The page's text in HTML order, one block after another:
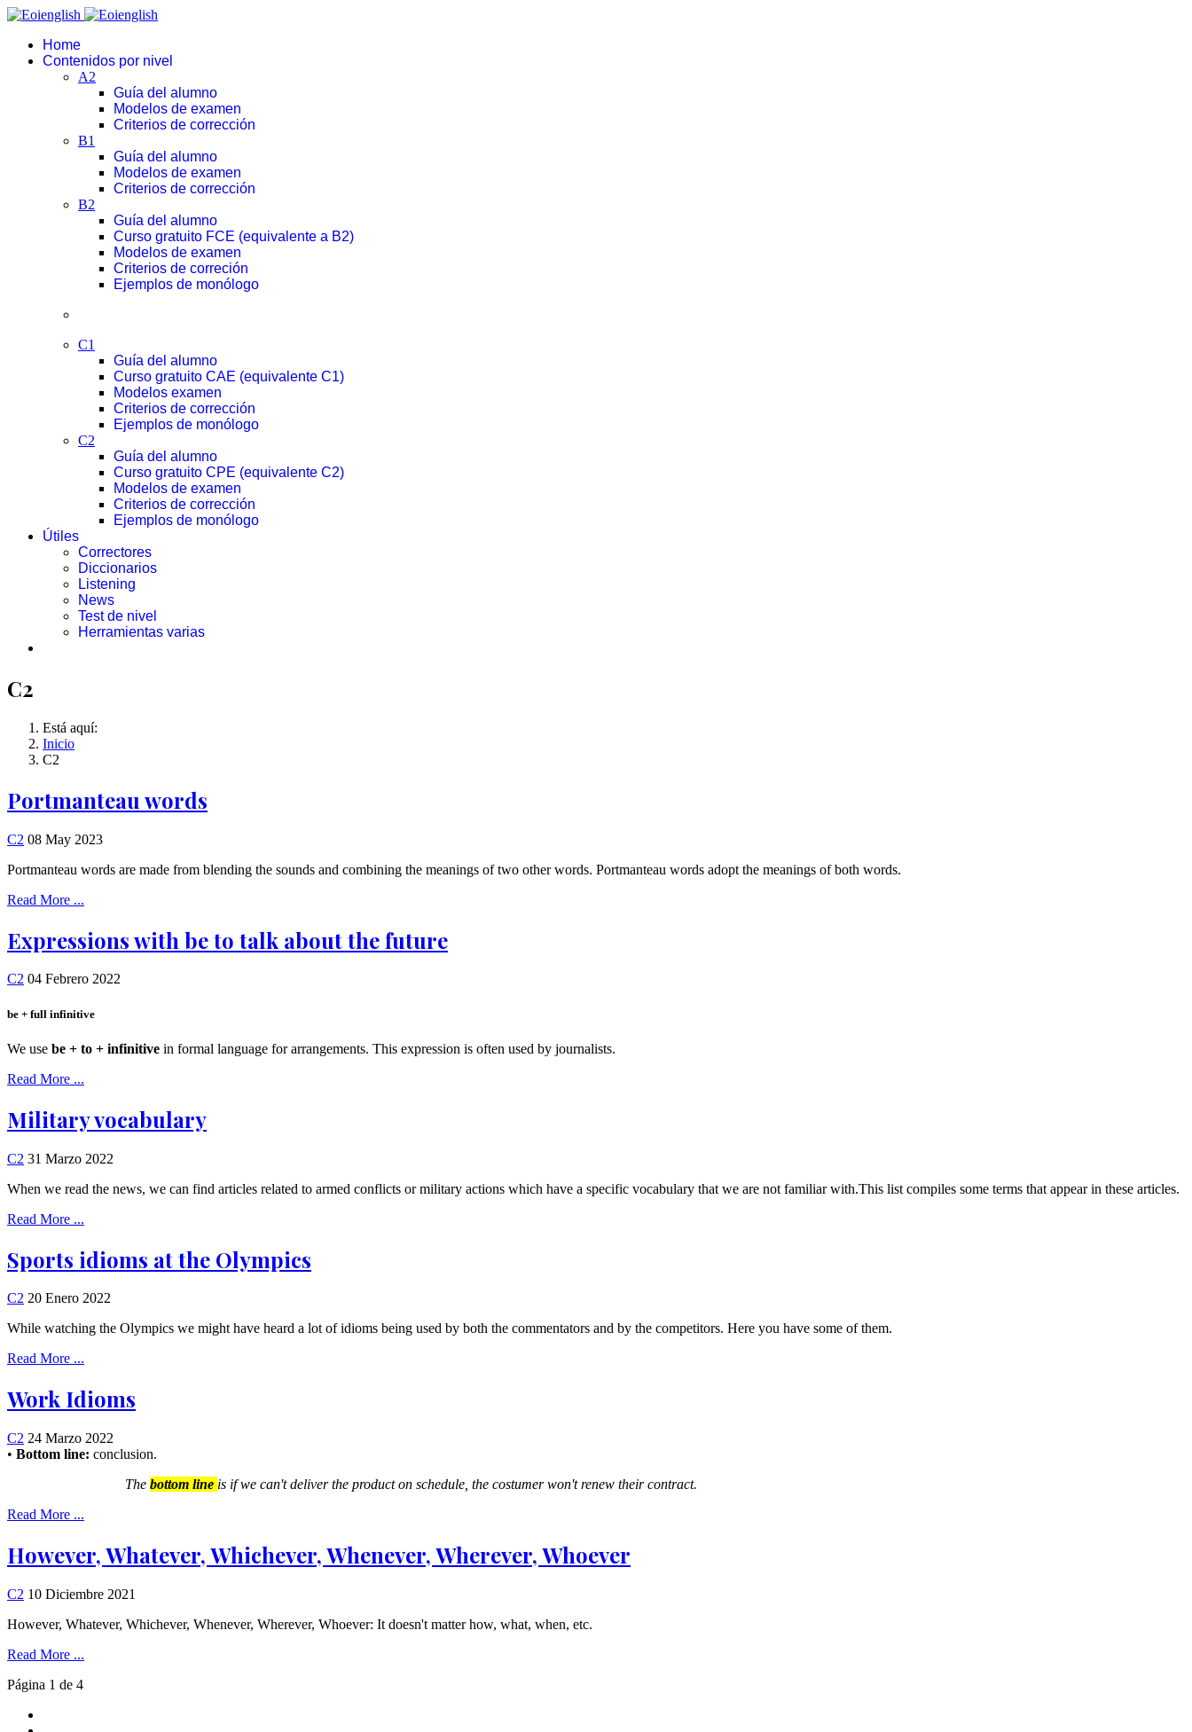
Home
Contenidos por nivel
A2
Guía del alumno
Modelos de examen
Criterios de corrección
B1
Guía del alumno
Modelos de examen
Criterios de corrección
B2
Guía del alumno
Curso gratuito FCE (equivalente a B2)
Modelos de examen
Criterios de correción
Ejemplos de monólogo
C1
Guía del alumno
Curso gratuito CAE (equivalente C1)
Modelos examen
Criterios de corrección
Ejemplos de monólogo
C2
Guía del alumno
Curso gratuito CPE (equivalente C2)
Modelos de examen
Criterios de corrección
Ejemplos de monólogo
Útiles
Correctores
Diccionarios
Listening
News
Test de nivel
Herramientas varias
C2
Está aquí:
Inicio
C2
Portmanteau words
C2 08 May 2023
Portmanteau words are made from blending the sounds and combining the meanings of two other words. Portmanteau words adopt the meanings of both words.
Read More ...
Expressions with be to talk about the future
C2 04 Febrero 2022
be + full infinitive
We use be + to + infinitive in formal language for arrangements. This expression is often used by journalists.
Read More ...
Military vocabulary
C2 31 Marzo 2022
When we read the news, we can find articles related to armed conflicts or military actions which have a specific vocabulary that we are not familiar with.This list compiles some terms that appear in these articles.
Read More ...
Sports idioms at the Olympics
C2 20 Enero 2022
While watching the Olympics we might have heard a lot of idioms being used by both the commentators and by the competitors. Here you have some of them.
Read More ...
Work Idioms
C2 24 Marzo 2022
• Bottom line: conclusion.
The bottom line is if we can't deliver the product on schedule, the costumer won't renew their contract.
Read More ...
However, Whatever, Whichever, Whenever, Wherever, Whoever
C2 10 Diciembre 2021
However, Whatever, Whichever, Whenever, Wherever, Whoever: It doesn't matter how, what, when, etc.
Read More ...
Página 1 de 4